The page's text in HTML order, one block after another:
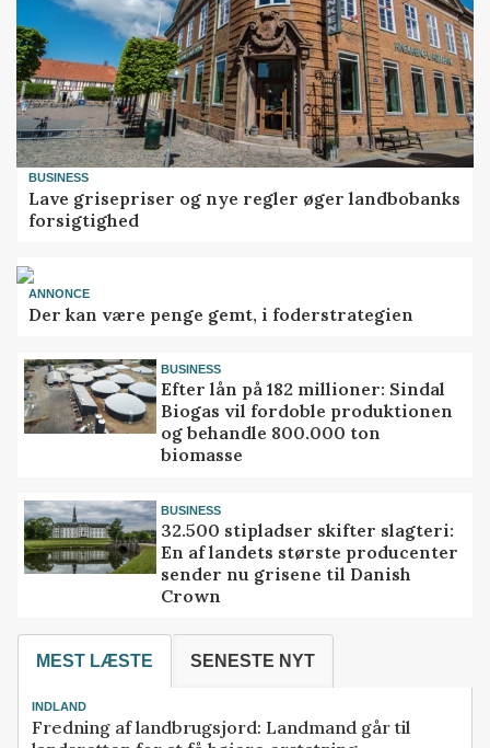
BUSINESS
Lave grisepriser og nye regler øger landbobanks
forsigtighed
ANNONCE
Der kan være penge gemt, i foderstrategien
BUSINESS
Efter lån på 182 millioner: Sindal
Biogas vil fordoble produktionen
og behandle 800.000 ton
biomasse
BUSINESS
32.500 stipladser skifter slagteri:
En af landets største producenter
sender nu grisene til Danish
Crown
MEST LÆSTE SENESTE NYT
INDLAND
Fredning af landbrugsjord: Landmand går til